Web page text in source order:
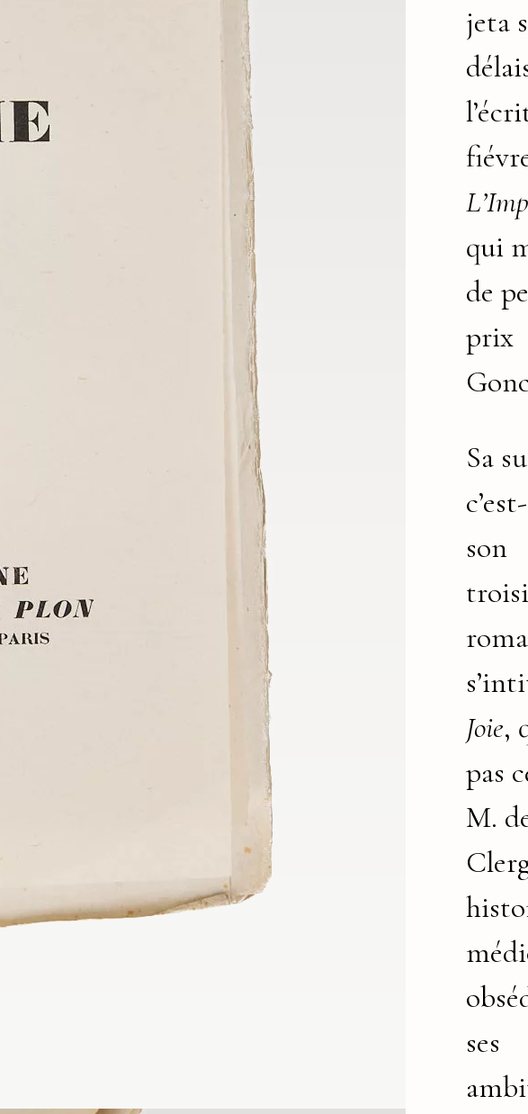
jeta
qui
de
prix
Sa
son
Joie,
pas
M.
ses